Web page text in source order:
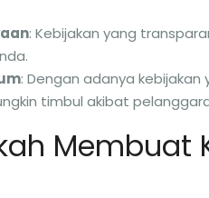
: Kebijakan yang
: Dengan adanya
timbul akibat
Membuat